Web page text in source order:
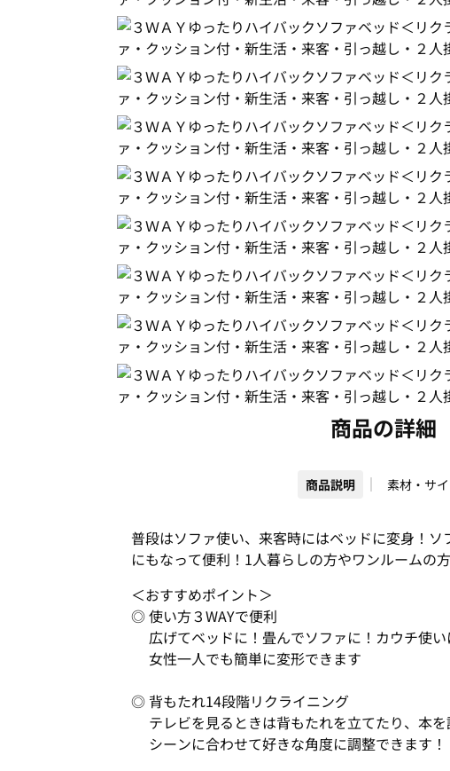
商品の詳細
商品説明 素材・サ
普段はソファ使い、来客時にはベッドに変身！ソ
にもなって便利！1人暮らしの方やワンルームの
＜おすすめポイント＞
◎ 使い方３WAYで便利
広げてベッドに！畳んでソファに！カウチ使い
女性一人でも簡単に変形できます
◎ 背もたれ14段階リクライニング
テレビを見るときは背もたれを立てたり、本を
シーンに合わせて好きな角度に調整できます！